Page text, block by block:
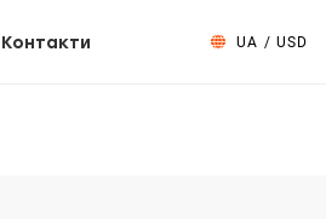
Контакти UA / USD